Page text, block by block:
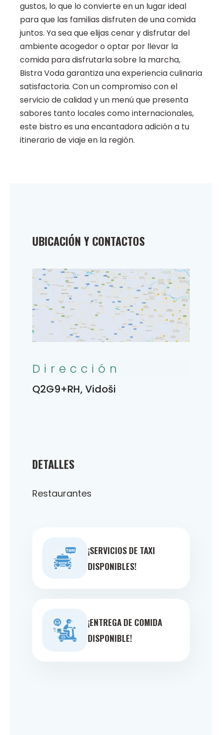
gustos, lo que lo convierte en un lugar ideal
para que las familias disfruten de una comida
juntos. Ya sea que elijas cenar y disfrutar del
ambiente acogedor o optar por llevar la
comida para disfrutarla sobre la marcha,
Bistra Voda garantiza una experiencia culinaria
satisfactoria. Con un compromiso con el
servicio de calidad y un menú que presenta
sabores tanto locales como internacionales,
este bistro es una encantadora adición a tu
itinerario de viaje en la región.
DETALLES
Restaurantes
¡SERVICIOS DE TAXI
DISPONIBLES!
¡ENTREGA DE COMIDA
DISPONIBLE!
UBICACIÓN Y CONTACTOS
Dirección
Q2G9+RH, Vidoši